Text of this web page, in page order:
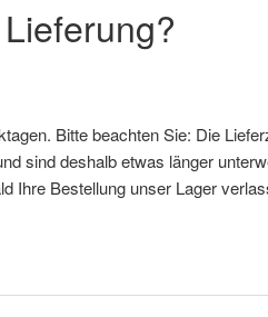
Bitte beachten Sie: Die
sind deshalb etwas länger
Ihre Bestellung unser Lager